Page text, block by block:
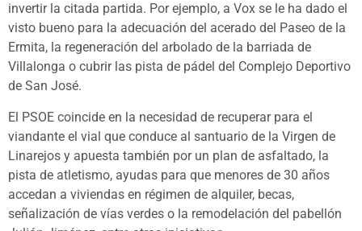
invertir la citada partida. Por ejemplo, a Vox se le ha dado el
visto bueno para la adecuación del acerado del Paseo de la
Ermita, la regeneración del arbolado de la barriada de
Villalonga o cubrir las pista de pádel del Complejo Deportivo
de San José.
El PSOE coincide en la necesidad de recuperar para el
viandante el vial que conduce al santuario de la Virgen de
Linarejos y apuesta también por un plan de asfaltado, la
pista de atletismo, ayudas para que menores de 30 años
accedan a viviendas en régimen de alquiler, becas,
señalización de vías verdes o la remodelación del pabellón